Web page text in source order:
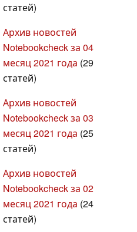
статей)
Архив новостей
Notebookcheck за 04
месяц 2021 года (29
статей)
Архив новостей
Notebookcheck за 03
месяц 2021 года (25
статей)
Архив новостей
Notebookcheck за 02
месяц 2021 года (24
статей)